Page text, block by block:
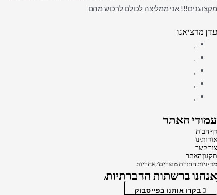
מקצוענים!!! אני ממליצה לכולם לרכוש מהם
עדן מרציאנו
עמודי האתר
דף הבית
אודותינו
צור קשר
תקנון האתר
מדיניות החזרת מוצרים/אחריות
אנחנו ברשתות החברתיות:
בקרו אותנו בפייסבוק